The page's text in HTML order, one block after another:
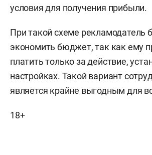
условия для получения прибыли.
При такой схеме рекламодатель
экономить бюджет, так как ему
платить только за действие,
настройках. Такой вариант
является крайне выгодным для
18+